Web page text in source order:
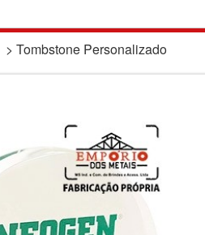
>Tombstone Personalizado